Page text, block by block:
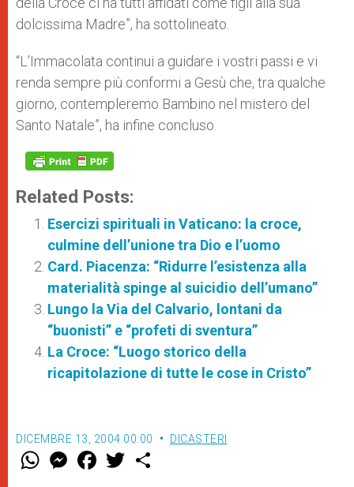
dolcissima Madre”, ha sottolineato.
“L’Immacolata continui a guidare i vostri passi e vi
renda sempre più conformi a Gesù che, tra qualche
giorno, contempleremo Bambino nel mistero del
Santo Natale”, ha infine concluso.
Related Posts:
Esercizi spirituali in Vaticano: la croce,
culmine dell’unione tra Dio e l’uomo
Card. Piacenza: “Ridurre l’esistenza alla
materialità spinge al suicidio dell’umano”
Lungo la Via del Calvario, lontani da
“buonisti” e “profeti di sventura”
La Croce: “Luogo storico della
ricapitolazione di tutte le cose in Cristo”
DICEMBRE 13, 2004 00:00 DICASTERI
W M
e
F
a w